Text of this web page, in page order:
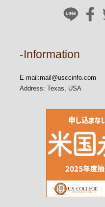
-Information
E-mail:mail@usccinfo.com
Address: Texas, USA